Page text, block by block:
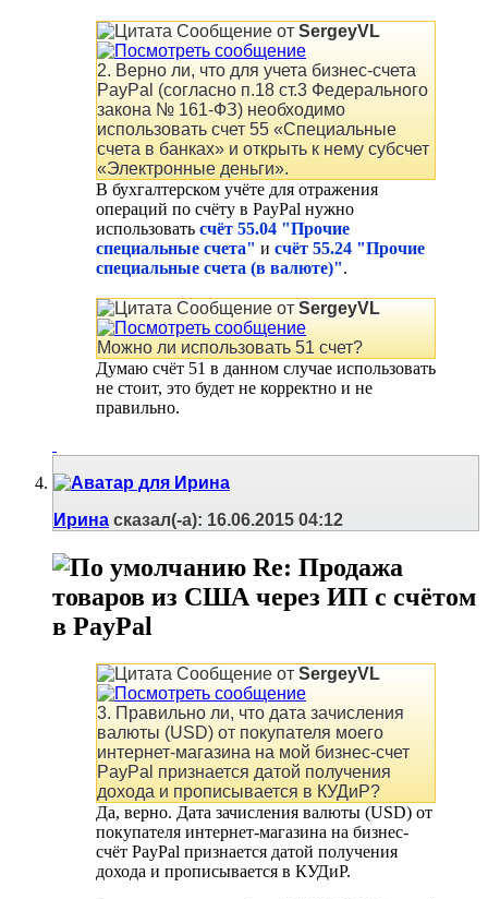
Сообщение от SergeyVL
2. Верно ли, что для учета бизнес-счета
PayPal (согласно п.18 ст.3 Федерального
закона № 161-ФЗ) необходимо
использовать счет 55 «Специальные
счета в банках» и открыть к нему субсчет
«Электронные деньги».
В бухгалтерском учёте для отражения
операций по счёту в PayPal нужно
использовать счёт 55.04 "Прочие
специальные счета" и счёт 55.24 "Прочие
специальные счета (в валюте)".
Сообщение от SergeyVL
Можно ли использовать 51 счет?
Думаю счёт 51 в данном случае использовать
не стоит, это будет не корректно и не
правильно.
Ирина сказал(-а): 16.06.2015 04:12
Re: Продажа
товаров из США через ИП с счётом
в PayPal
Сообщение от SergeyVL
3. Правильно ли, что дата зачисления
валюты (USD) от покупателя моего
интернет-магазина на мой бизнес-счет
PayPal признается датой получения
дохода и прописывается в КУДиР?
Да, верно. Дата зачисления валюты (USD) от
покупателя интернет-магазина на бизнес-
счёт PayPal признается датой получения
дохода и прописывается в КУДиР.